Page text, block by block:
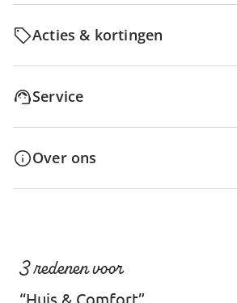
Acties & kortingen
Service
Over ons
3 redenen voor
“Huis & Comfort”